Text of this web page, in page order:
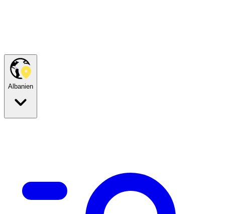
Albanien